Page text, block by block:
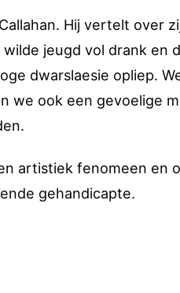
Hij vertelt over
jeugd vol drank en
dwarslaesie opliep.
we ook een gevoelige
artistiek fenomeen en
gehandicapte.